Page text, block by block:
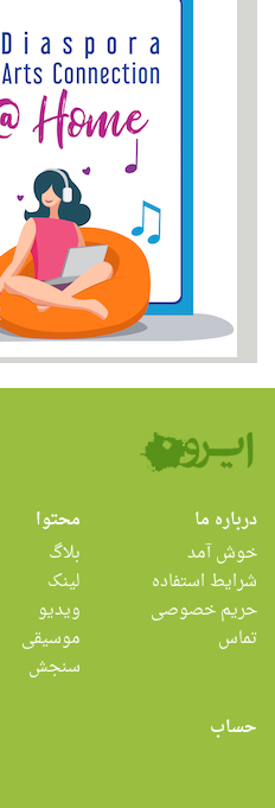
درباره ما
خوش آمد
شرایط استفاده
حریم خصوصی
تماس
محتوا
بلاگ
لینک
ویدیو
موسیقی
سنجش
حساب